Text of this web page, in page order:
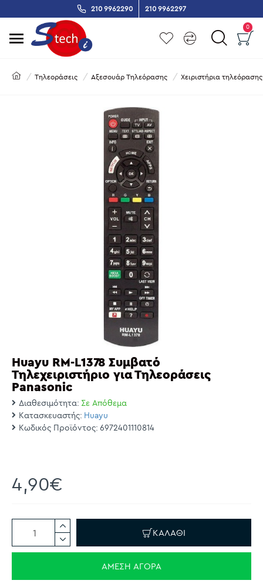
210 9962290 210 9962297
0
Τηλεοράσεις Αξεσουάρ Τηλεόρασης Χειριστήρια τηλεόρασης
Huayu RM-L1378 Συμβατό
Τηλεχειριστήριο για Τηλεοράσεις
Panasonic
Διαθεσιμότητα: Σε Απόθεμα
Κατασκευαστής: Huayu
Κωδικός Προϊόντος: 6972401110814
4,90€
ΚΑΛΆΘΙ
ΆΜΕΣΗ ΑΓΟΡΆ